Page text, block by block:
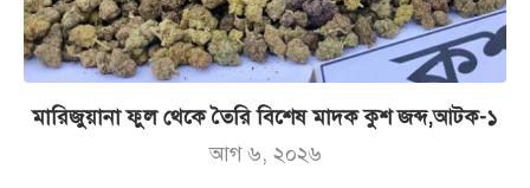
মারিজুয়ানা ফুল থেকে তৈরি বিশেষ মাদক কুশ জব্দ,আটক-১
আগ ৬, ২০২৬